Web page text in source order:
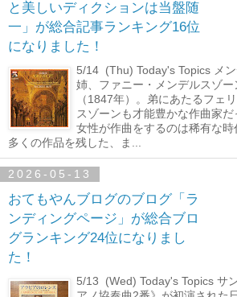
と美しいディクションは当盤随
一」が総合記事ランキング16位
になりました！
5/14 (Thu) Today's Topics メ
姉、ファニー・メンデルスゾー
（1847年）。弟にあたるフェ
スゾーンも才能豊かな作曲家
女性が作曲をするのは稀有な時
多くの作品を残した、ま...
2026-05-13
おてもやんブログのブログ「ラ
ンディングページ」が総合ブロ
グランキング24位になりまし
た！
5/13 (Wed) Today's Topics サ